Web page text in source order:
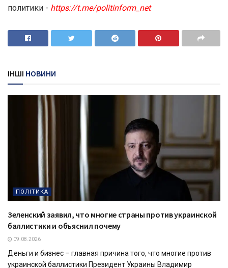
политики - https://t.me/politinform_net
ІНШІ НОВИНИ
ПОЛІТИКА
Зеленский заявил, что многие страны против украинской
баллистики и объяснил почему
09.08.2026
Деньги и бизнес – главная причина того, что многие против
украинской баллистики Президент Украины Владимир